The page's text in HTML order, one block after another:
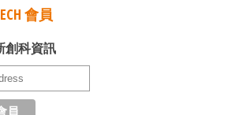
會員
創科資訊